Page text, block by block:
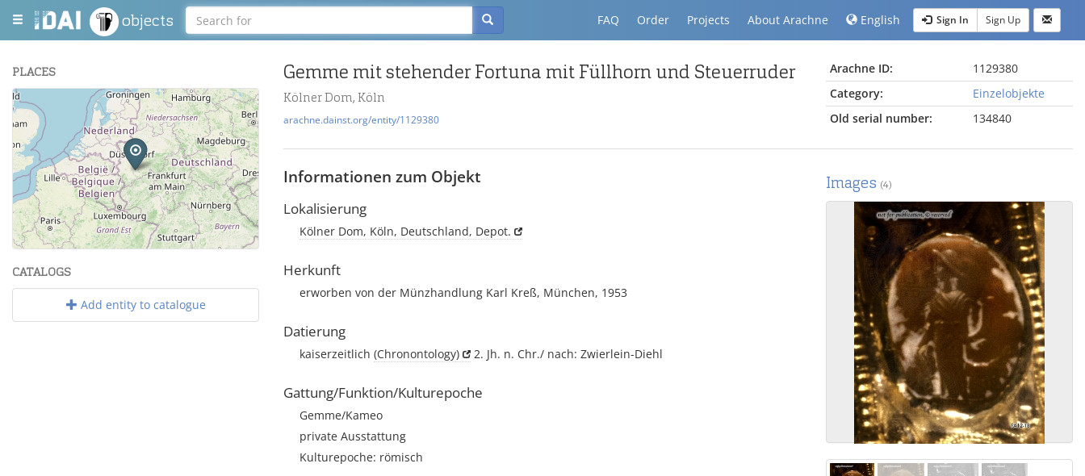
objects FAQ Order Projects About Arachne English Sign In Sign Up
PLACES
+
−
Leaflet| Maps and Data ©OpenStreetMap.
CATALOGS
Add entity to catalogue
Gemme mit stehender Fortuna mit Füllhorn und Steuerruder
Kölner Dom, Köln
arachne.dainst.org/entity/1129380
Arachne ID:
1129380
Category:
Einzelobjekte
Old serial number:
134840
Informationen zum Objekt
Lokalisierung
Kölner Dom, Köln, Deutschland, Depot.
Herkunft
erworben von der Münzhandlung Karl Kreß, München, 1953
Datierung
kaiserzeitlich (Chronontology) 2. Jh. n. Chr./ nach: Zwierlein-Diehl
Gattung/Funktion/Kulturepoche
Gemme/Kameo
private Ausstattung
Kulturepoche: römisch
Images (4)